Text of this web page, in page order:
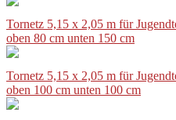
Tornetz 5,15 x 2,05 m für
oben 80 cm unten 150 cm
Tornetz 5,15 x 2,05 m für
oben 100 cm unten 100 cm